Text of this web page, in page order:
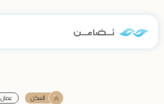
السكن عمان